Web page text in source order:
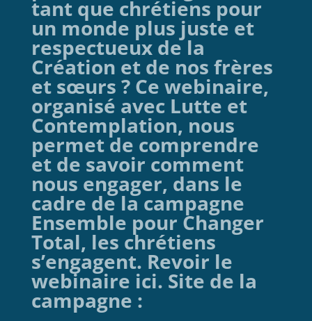
tant que chrétiens pour
un monde plus juste et
respectueux de la
Création et de nos frères
et sœurs ? Ce webinaire,
organisé avec Lutte et
Contemplation, nous
permet de comprendre
et de savoir comment
nous engager, dans le
cadre de la campagne
Ensemble pour Changer
Total, les chrétiens
s’engagent. Revoir le
webinaire ici. Site de la
campagne :